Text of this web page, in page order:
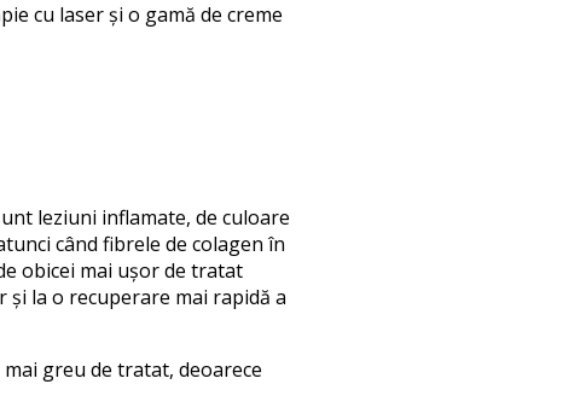
cu laser și o gamă de creme
leziuni inflamate, de culoare
când fibrele de colagen în
obicei mai ușor de tratat
și la o recuperare mai rapidă a
greu de tratat, deoarece